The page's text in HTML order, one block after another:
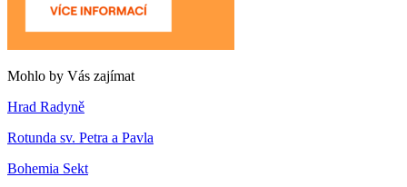
Mohlo by Vás zajímat
Hrad Radyně
Rotunda sv. Petra a Pavla
Bohemia Sekt